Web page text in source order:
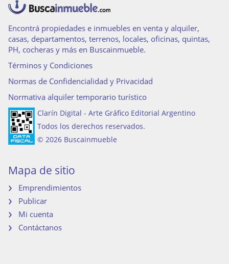
Encontrá propiedades e inmuebles en venta y alquiler,
casas, departamentos, terrenos, locales, oficinas, quintas,
PH, cocheras y más en Buscainmueble.
Términos y Condiciones
Normas de Confidencialidad y Privacidad
Normativa alquiler temporario turístico
Clarín Digital - Arte Gráfico Editorial Argentino
Todos los derechos reservados.
© 2026 Buscainmueble
Mapa de sitio
Emprendimientos
Publicar
Mi cuenta
Contáctanos